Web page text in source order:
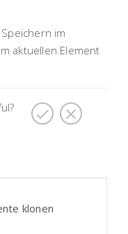
Speichern im
aktuellen Element
klonen